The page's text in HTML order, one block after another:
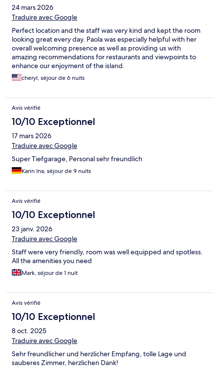
24 mars 2026
Traduire avec Google
Perfect location and the staff was very kind and kept the room
looking great every day. Paola was especially helpful with her
overall welcoming presence as well as providing us with
amazing recommendations for restaurants and viewpoints to
enhance our enjoyment of the island.
cheryl, séjour de 6 nuits
Avis vérifié
10/10 Exceptionnel
17 mars 2026
Traduire avec Google
Super Tiefgarage, Personal sehr freundlich
Karin Ina, séjour de 9 nuits
Avis vérifié
10/10 Exceptionnel
23 janv. 2026
Traduire avec Google
Staff were very friendly, room was well equipped and spotless.
All the amenities you need
Mark, séjour de 1 nuit
Avis vérifié
10/10 Exceptionnel
8 oct. 2025
Traduire avec Google
Sehr freundlicher und herzlicher Empfang, tolle Lage und
sauberes Zimmer, herzlichen Dank!